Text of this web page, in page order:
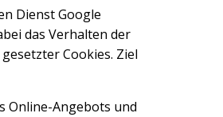
Dienst Google
das Verhalten der
Cookies. Ziel
Online-Angebots und